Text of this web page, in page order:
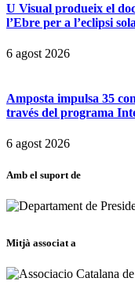
U Visual produeix el
l’Ebre per a l’eclipsi
6 agost 2026
Amposta impulsa 35
través del programa
6 agost 2026
Amb el suport de
Mitjà associat a